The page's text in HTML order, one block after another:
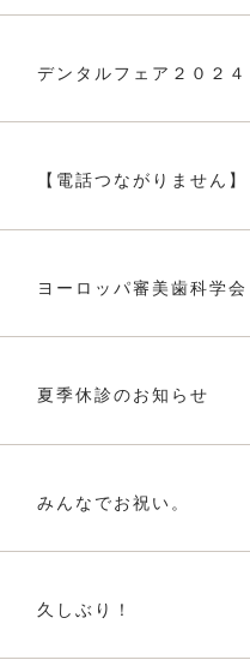
デンタルフェア２０２４
【電話つながりません】
ヨーロッパ審美歯科学会
夏季休診のお知らせ
みんなでお祝い。
久しぶり！